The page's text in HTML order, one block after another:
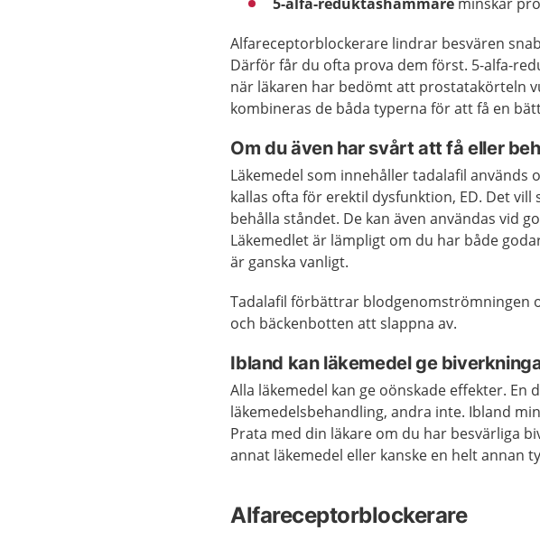
Alfareceptorblockerare lindrar besvären
Därför får du ofta prova dem först. 5-alfa-
när läkaren har bedömt att prostatakörteln
kombineras de båda typerna för att få en
Om du även har svårt attfå eller
Läkemedel som innehåller tadalafil
kallas ofta för erektil dysfunktion, ED. Det
behålla ståndet. De kan även användas vid
Läkemedlet är lämpligt om du har både
är ganska vanligt.
Tadalafil förbättrar blodgenomströmningen
och bäckenbotten att slappna av.
Ibland kan läkemedel ge
Alla läkemedel kan ge oönskade effekter. En
läkemedelsbehandling, andra inte. Ibland
Prata med din läkare om du har besvärliga
annat läkemedel eller kanske en helt annan
Alfareceptorblockerare